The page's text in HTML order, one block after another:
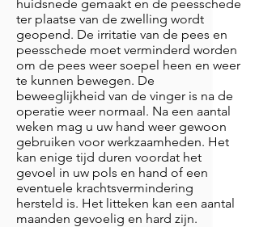
huidsnede gemaakt en de peesschede
ter plaatse van de zwelling wordt
geopend. De irritatie van de pees en
peesschede moet verminderd worden
om de pees weer soepel heen en weer
te kunnen bewegen. De
beweeglijkheid van de vinger is na de
operatie weer normaal. Na een aantal
weken mag u uw hand weer gewoon
gebruiken voor werkzaamheden. Het
kan enige tijd duren voordat het
gevoel in uw pols en hand of een
eventuele krachtsvermindering
hersteld is. Het litteken kan een aantal
maanden gevoelig en hard zijn.